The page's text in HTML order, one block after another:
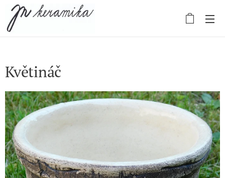
Květináč